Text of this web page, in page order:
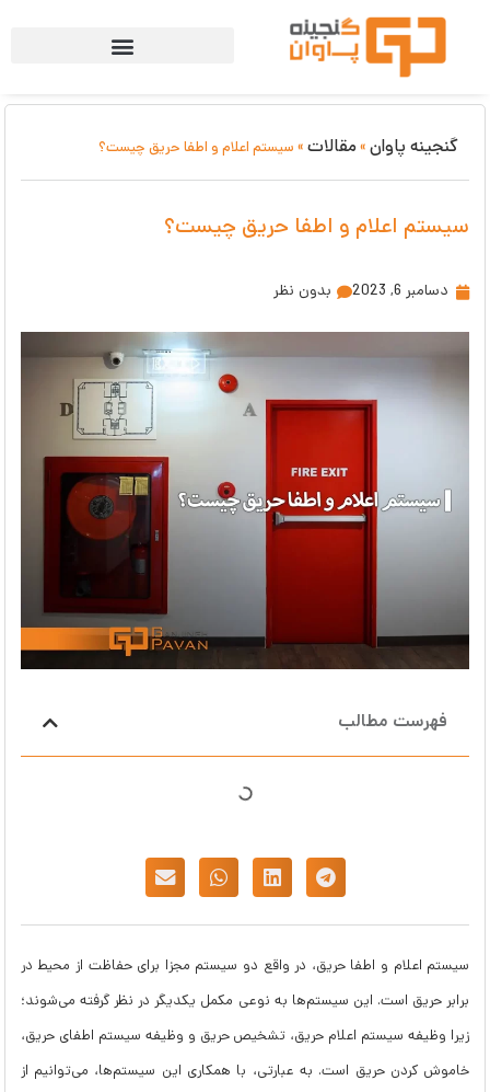
گنجینه پاوان» مقالات» سیستم اعلام و اطفا حریق چیست؟
سیستم اعلام و اطفا حریق چیست؟
دسامبر 6, 2023 بدون نظر
فهرست مطالب
سیستم اعلام و اطفا حریق، در واقع دو سیستم مجزا برای حفاظت از محیط در
برابر حریق است. این سیستم‌ها به نوعی مکمل یکدیگر در نظر گرفته می‌شوند؛
زیرا وظیفه سیستم اعلام حریق، تشخیص حریق و وظیفه سیستم اطفای حریق،
خاموش کردن حریق است. به عبارتی، با همکاری این سیستم‌ها، می‌توانیم از